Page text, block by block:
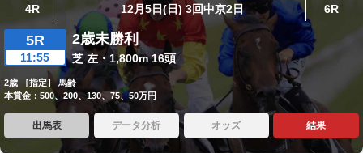
4R 12月5日(日) 3回中京2日 6R
5R
11:55
2歳未勝利
芝 左・1,800m 16頭
2歳 ［指定］ 馬齢
本賞金：500、200、130、75、50万円
出馬表 データ分析 オッズ 結果